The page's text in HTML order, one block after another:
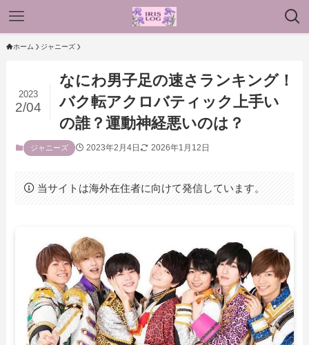
ホーム ジャニーズ
なにわ男子足の速さランキング！
バク転アクロバティック上手い
の誰？運動神経悪いのは？
2023
2/04
ジャニーズ 2023年2月4日 2026年1月12日
当サイトは海外在住者に向けて発信しています。